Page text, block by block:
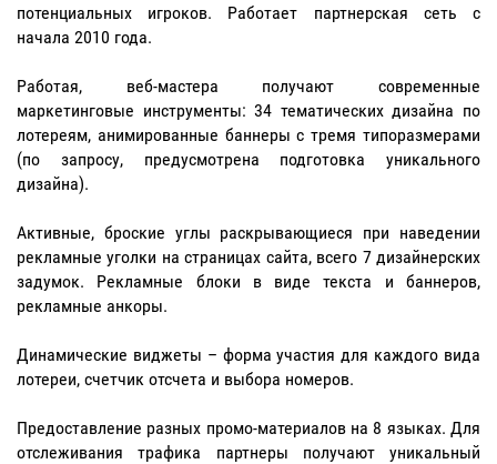
потенциальных игроков. Работает партнерская сеть с
начала 2010 года.
Работая, веб-мастера получают современные
маркетинговые инструменты: 34 тематических дизайна по
лотереям, анимированные баннеры с тремя типоразмерами
(по запросу, предусмотрена подготовка уникального
дизайна).
Активные, броские углы раскрывающиеся при наведении
рекламные уголки на страницах сайта, всего 7 дизайнерских
задумок. Рекламные блоки в виде текста и баннеров,
рекламные анкоры.
Динамические виджеты – форма участия для каждого вида
лотереи, счетчик отсчета и выбора номеров.
Предоставление разных промо-материалов на 8 языках. Для
отслеживания трафика партнеры получают уникальный